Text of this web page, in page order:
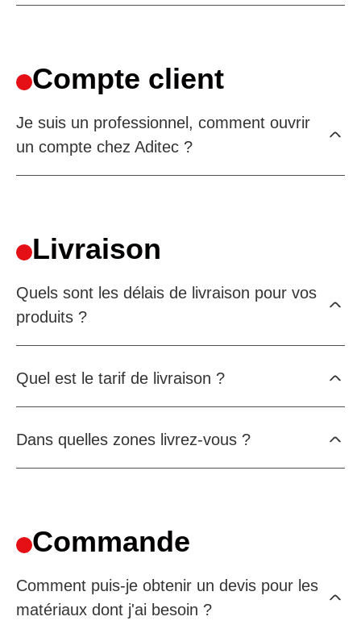
Compte client
Je suis un professionnel, comment ouvrir
un compte chez Aditec ?
Livraison
Quels sont les délais de livraison pour vos
produits ?
Quel est le tarif de livraison ?
Dans quelles zones livrez-vous ?
Commande
Comment puis-je obtenir un devis pour les
matériaux dont j'ai besoin ?